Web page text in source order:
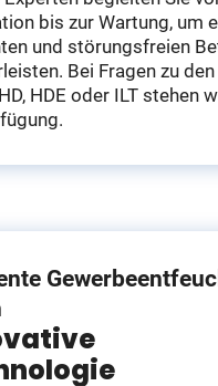
bis zur Wartung, um
und störungsfreien
Bei Fragen zu
HDE oder ILT stehen